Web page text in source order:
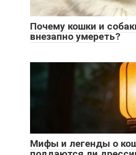
Почему кошки и
внезапно умереть?
Мифы и легенды о